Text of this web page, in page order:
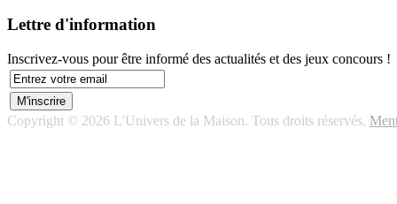
Lettre d'information
Inscrivez-vous pour être informé des actualités et des jeux concours !
Copyright © 2026 L'Univers de la Maison. Tous droits réservés.